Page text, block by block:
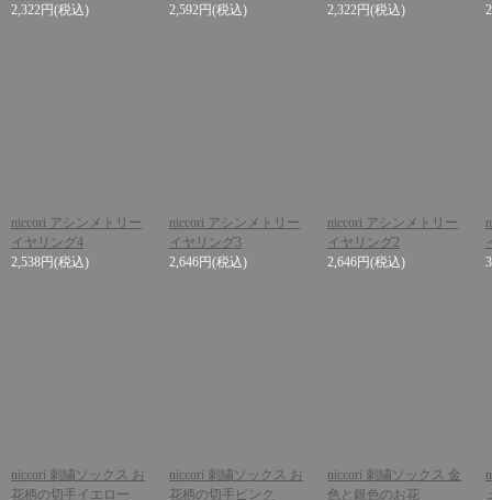
2,322円(税込)
2,592円(税込)
2,322円(税込)
niccori アシンメトリー
イヤリング4
2,538円(税込)
niccori アシンメトリー
イヤリング3
2,646円(税込)
niccori アシンメトリー
イヤリング2
2,646円(税込)
niccori 刺繍ソックス お
花柄の切手イエロー
niccori 刺繍ソックス お
花柄の切手ピンク
niccori 刺繍ソックス 金
色と銀色のお花